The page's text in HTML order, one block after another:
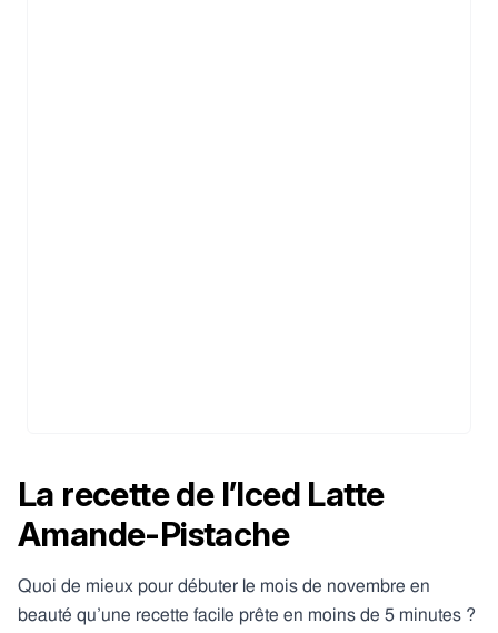
La recette de l’Iced Latte
Amande-Pistache
Quoi de mieux pour débuter le mois de novembre en
beauté qu’une recette facile prête en moins de 5 minutes ?